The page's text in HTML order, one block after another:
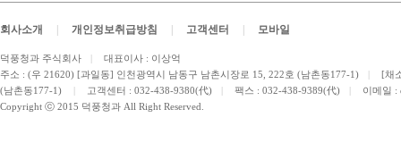
회사소개 개인정보취급방침 고객센터 모바일
덕풍청과 주식회사 |
대표이사 : 이상억
주소 : (우 21620) [과일동] 인천광역시 남동구 남촌시장로 15, 222호 (남촌동177-1)
|
[채
(남촌동177-1)
| 고객센터 : 032-438-9380(代) | 팩스 : 032-438-9389(代) | 이메일 :
Copyright ⓒ 2015 덕풍청과 All Right Reserved.